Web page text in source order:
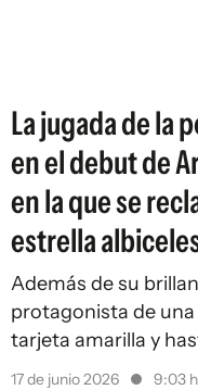
La jugada de la
en el debut de
en la que se
estrella
Además de su
protagonista de una
tarjeta amarilla y
17 de junio 2026 9:03